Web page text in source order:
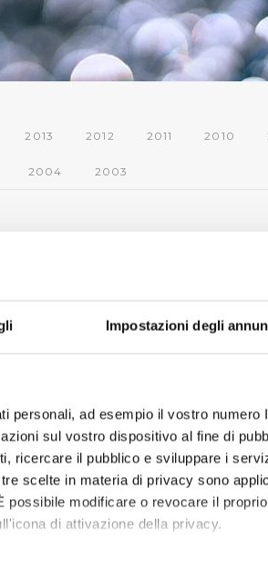
Impostazioni degli
personali, ad esempio il vostro numero
sul vostro dispositivo al fine di
ricercare il pubblico e sviluppare i
scelte in materia di privacy sono
modificare o revocare il
di attivazione della privacy.
2013 2012 2011 2010
2004 2003